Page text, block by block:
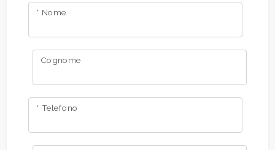
* Nome
Cognome
* Telefono